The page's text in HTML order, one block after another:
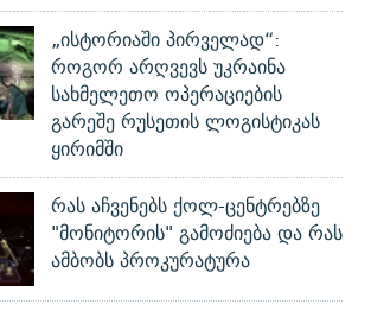
„ისტორიაში პირველად“:
როგორ არღვევს უკრაინა
სახმელეთო ოპერაციების
გარეშე რუსეთის ლოგისტიკას
ყირიმში
რას აჩვენებს ქოლ-ცენტრებზე
"მონიტორის" გამოძიება და რას
ამბობს პროკურატურა